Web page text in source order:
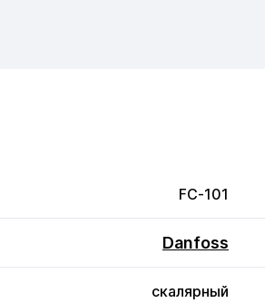
FC-101
Danfoss
скалярный